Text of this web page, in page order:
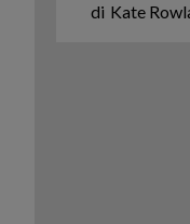
di Kate